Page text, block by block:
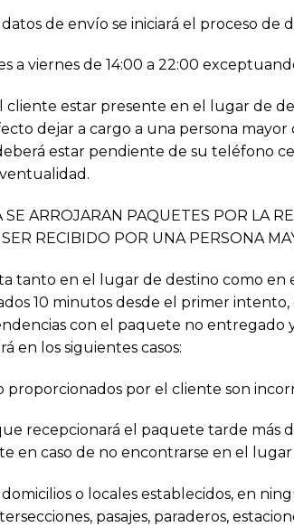
de envío se iniciará el proceso de
a viernes de 14:00 a 22:00
cliente estar presente en el lugar de
dejar a cargo a una persona mayor
estar pendiente de su teléfono
ARROJARAN PAQUETES POR LA
RECIBIDO POR UNA PERSONA
tanto en el lugar de destino como
10 minutos desde el primer
con el paquete no
en los siguientes casos:
proporcionados por el cliente son
recepcionará el paquete tarde más
en caso de no encontrarse en el
o locales establecidos, en
pasajes, paraderos,